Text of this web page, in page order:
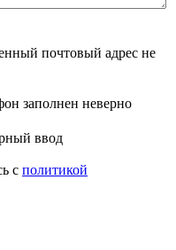
почтовый адрес не
заполнен неверно
ввод
с политикой